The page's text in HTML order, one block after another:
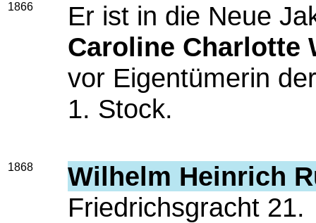
1866
Er ist in die Neue
Caroline Charlotte
vor Eigentümerin
1. Stock.
1868
Wilhelm Heinrich
Friedrichsgracht 21.